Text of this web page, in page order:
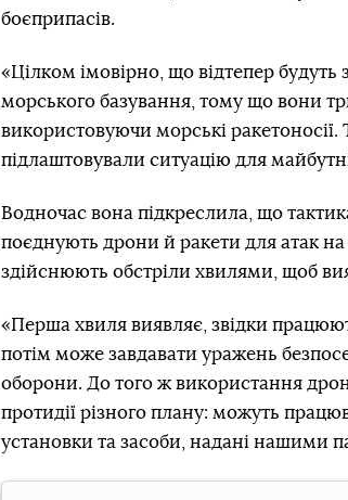
боєприпасів.
«Цілком імовірно, що відтепер будуть
морського базування, тому що вони
використовуючи морські
підлаштовували ситуацію для
Водночас вона підкреслила, що
поєднують дрони й ракети для атак
здійснюють обстріли хвилями, щоб
«Перша хвиля виявляє, звідки
потім може завдавати уражень
оборони. До того ж використання
протидії різного плану: можуть
установки та засоби, надані нашими